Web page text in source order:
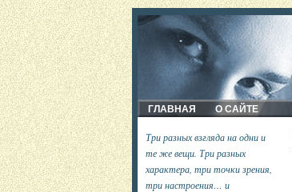
ГЛАВНАЯ О САЙТЕ
Три разных взгляда на одни и
те же вещи. Три разных
характера, три точки зрения,
три настроения… и